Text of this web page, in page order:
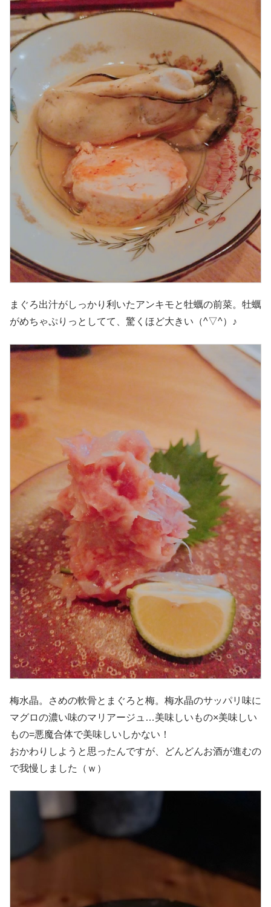
まぐろ出汁がしっかり利いたアンキモと牡蠣の前菜。牡蠣
がめちゃぷりっとしてて、驚くほど大きい（^▽^）♪
梅水晶。さめの軟骨とまぐろと梅。梅水晶のサッパリ味に
マグロの濃い味のマリアージュ…美味しいもの×美味しい
もの=悪魔合体で美味しいしかない！
おかわりしようと思ったんですが、どんどんお酒が進むの
で我慢しました（ｗ）